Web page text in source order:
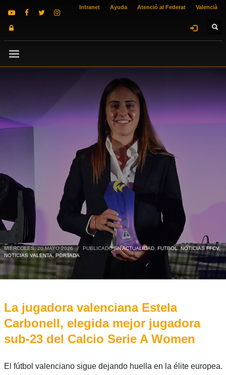
Intranet Ayuda Atenció al Federat Valencià
MIÉRCOLES, 20 MAYO 2026 / PUBLICADO ENACTUALIDAD, FUTBOL,NOTICIAS FFCV,
NOTICIAS VALENTA,PORTADA
La jugadora valenciana Estela
Carbonell, elegida mejor jugadora
sub-23 del Calcio Serie A Women
El fútbol valenciano sigue dejando huella en la élite europea.